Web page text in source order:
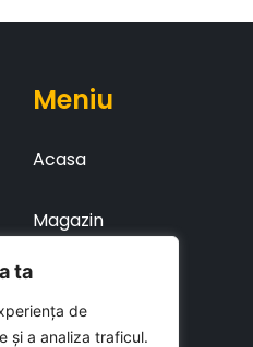
ta
de
și a analiza traficul.
Meniu
Acasa
Magazin
Contact